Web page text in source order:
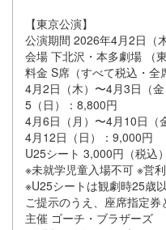
【東京公演】
公演期間 2026年4月2日（
会場 下北沢・本多劇場 （
料金 S席（すべて税込・全
4月2日（木）〜4月3日（
5（日）：8,800円
4月6日（月）〜4月10日（
4月12日（日）：9,000円
U25シート 3,000円（税込）
※未就学児童入場不可 ※営
※U25シートは観劇時25歳
ご提示のうえ、座席指定券
主催 ゴーチ・ブラザーズ